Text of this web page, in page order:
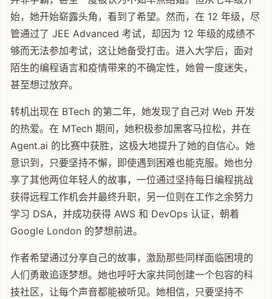
始，她开始崭露头角，看到了希望。然而，在 12 年级，尽
管通过了 JEE Advanced 考试，却因为 12 年级的成绩不
够而无法参加考试，这让她备受打击。进入大学后，面对
陌生的编程语言和疫情带来的不确定性，她曾一度迷失，
甚至想过放弃。
转机出现在 BTech 的第二年，她发现了自己对 Web 开发
的热爱。在 MTech 期间，她积极参加黑客马拉松，并在
Agent.ai 的比赛中获胜，这极大地提升了她的自信心。她
意识到，只要坚持不懈，即使遇到困难也能克服。她也分
享了其他两位年轻人的故事，一位通过坚持每日编程挑战
获得远程工作机会并最终升职，另一位则在工作之余努力
学习 DSA，并成功获得 AWS 和 DevOps 认证，朝着
Google London 的梦想前进。
作者希望通过分享自己的故事，激励那些同样面临困境的
人们勇敢追逐梦想。她也呼吁大家共同创建一个包容的科
技社区，让每个声音都能被听见。她相信，只要坚持不